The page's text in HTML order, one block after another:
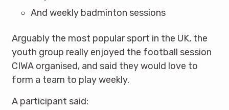
And weekly badminton sessions
Arguably the most popular sport in the UK, the
youth group really enjoyed the football session
CIWA organised, and said they would love to
form a team to play weekly.
A participant said: